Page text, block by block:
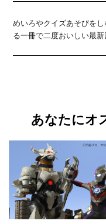
めいろやクイズあそびを
る一冊で二度おいしい最新
あなたにオ